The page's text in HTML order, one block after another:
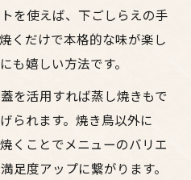
を使えば、下ごしらえの手
くだけで本格的な味が楽し
も嬉しい方法です。
を活用すれば蒸し焼きもで
られます。焼き鳥以外に
くことでメニューのバリエ
足度アップに繋がります。